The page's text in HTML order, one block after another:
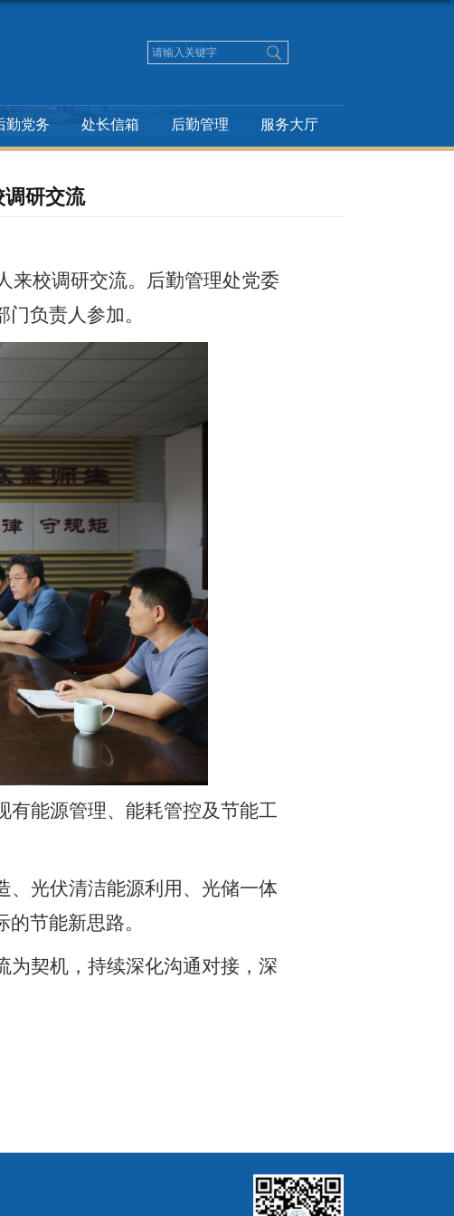
勤党务 处长信箱 后勤管理 服务大厅
研交流
校调研交流。 后勤管理处党委
门负责人参加。
有能源管理、能耗管控及节能工
、光伏清洁能源利用、光储一体
节能新思路。
为契机，持续深化沟通对接，深